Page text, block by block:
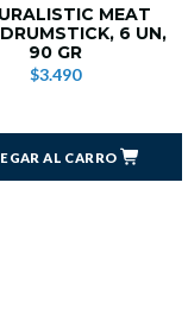
MEAT
6 UN,
90 GR
$3.490
AL CARRO